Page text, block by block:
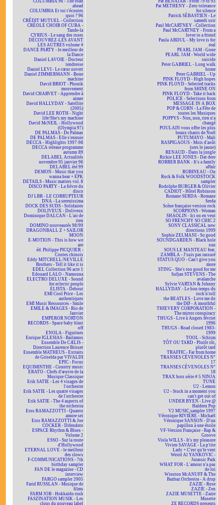
COLUMBIA 96 - The road
ahead
COLUMBIA Et toi t'écoutes
quoi ? 96
CRÉDIT MUTUEL - Collection
CRÉOLE CHOIR OF CUBA -
Tande-la
CYRIUS - Le sang des roses
DÉCOUVREZ-LES AVANT
LES AUTRES volume 4
DANCE PARTY - le meilleur de
la Dance
Daniel LAVOIE - Docteur
tendresse
Daniel LEVI - Le cœur ouvert
Daniel ZIMMERMANN - Bone
machine
David BRIOT - Phonik
mouvement
David CHARVET - Apprendre à
aimer
David HALLYDAY - Satellite
(2005)
David LEE ROTH - Night
life/She's my machine
David McNEIL - Hollywood
(Olympia 97)
DE PALMAS - De Palmas
DE PALMAS - Elle s'ennuie
DECCA - Highlights 1997-98
DECCA release programme
autumn 89
DELABEL Actualités
novembre 95 janvier 96
DELABEL été 99
DEMON - Music that you
wanna hear + EPK
DETAILS - Music matters vol. 8
DISCO PARTY - La fièvre du
disco
DJ LBR - LE CORRUPTEUR
DNA - La serenissima
DOCK DES SUDS - Solidaires
DOLIVEUX - Doliveux
Dominique DALCAN - L'air de
rien
DOMINO nouveautés 98/99
DRAGONBALL Z + SAILOR
MOON
E-MOTION - This is how we
are
éd. Philippe PICQUIER -
Contes chinois
Eddy MITCHELL/NEVILLE
Brothers - Tell it like it is
EDEL Collection 96 acte 1
Edouard LALO - Namouna
ELECTRO DELUXE - Sound
for eclectic people
ELISTA - Debout
EMI Cool Price - Les
authentiques
EMI Music Ressources - Smile
EMILE & IMAGES - Rio de
Janvier
EMPEROR NORTON
RECORDS - Space baby blast
off
ENOLA - Figurines
Enrique IGLESIAS - Bailamos
Ensemble De CÆLIS -
Direction Laurence Brisset
Ensemble MATHEUS - Extraits
de Griselda par VIVALDI
EPIC - Focus
EQUIMINTHE - Country music
ERATO - Chefs d'œuvre de la
Musique Classique
Erik SATIE - Les 4 visages de
l'orchestre
Erik SATIE - Les quatre visages
de l'orchestre
Erik SATIE - The 4 aspects of
the orchestra
Eros RAMAZZOTTI - Quanto
amore sei
Eros RAMAZZOTTI & Joe
COCKER - Difendero
ESPACE Rhythm & Blues -
Volume 2
ESSO - Sur la route
d'Hollywood
ETERNAL LOVE - le meilleur
des slows
F-COMMUNICATIONS - 7th
birthday sampler
FAN DE le magazine - CD
interview
FARGO sampler 2005
Farid RUSSLAN - Musique de
films
FARM JOB - Hokkaïdo rush
FASZINATION MUSIK - Les
clous du nouveau label
Pat BENATAR - From 79 to 93
Pat METHENY - Zero tolerance
for silence
Patrick SÉBASTIEN - Le
samedi soir
Paul McCARTNEY - Collection
Paul McCARTNEY - From a
lover to a friend
Paula ABDUL - My love is for
real
PEARL JAM - Gone
PEARL JAM - World wide
suicide
Peter GABRIEL - Long walk
home
Peter GABRIEL - Up
PINK FLOYD - High hopes
PINK FLOYD - Selected tracks
from SHINE ON
PINK FLOYD - Take it back
POLICE - Selections from
MESSAGE IN A BOX
POP & CORN - La Fête de
toutes les Musiques
POPPYS - Non, non, rien n'a
changé
POULAIN vous offre les plus
beaux chants de Noël
PUTUMAYO - Mali
RASPIGAOUS - Mois d'août
(sers le jaune)
RENAUD - Dans la jungle
Rickie LEE JONES - Dat dere
ROBBER BANK - It's a family
affair
ROBINEAU - On
Rock & Folk WOODSTOCK
sampler
Rodolphe BURGER & Olivier
CADIOT - Hôtel Robinson
Romane SERDA - Romane
Serda
Scène française version rock
SCORPIONS - Woman
SHAOLIN - Ici on en veut
SO FRENCHY SO CHIC 2
SONY CLASSICAL new
directions 1999
Sophie ZELMANI - So good
SOUNDGARDEN - Black hole
sun
SOUS LE MANTEAU feat.
ZAMBLA - J'suis pas rassuré
STATUS QUO - Can't give you
more
STING - She's too good for me
Sufjan STEVENS - The
avalanche
Sylvie VARTAN & Johnny
HALLYDAY - Le bon temps du
rock'n'roll
the BEATLES - Love me do
the DØ - A mouthful
THIEVERY CORPORATION -
The mirror conspiracy
THUGS - Live à Angers février
1996
THUGS - Road closed 1983-
1999
TOOL - Schism
TÔT OU TARD - Plutôt tôt,
plutôt tard
TRAFFIC - Far from home
TRANSES CÉVENOLES N°
17
TRANSES CÉVENOLES N°
18
TRAX hors série # 5 NINJA
TUNE
U2 - Lemon
U2 - Stuck in a moment you
can't get out of
UNDER BYEN - Live @
Haldern Pop
V2 MUSIC sampler 1997
Véronique RIVIÈRE - Michaël
Véronique SANSON - D'un
papillon à une étoile
VF-Version Française - Rap &
Groove
Viola WILLS - It's my pleasure
Vivien SAVAGE - La p'tite
Lady + C'est qu'le vent
Weird Al YANKOVIC -
Jurassic Park
WHAT FOR - L'amour n'a pas
de loi
Winston McANUFF & The
Bazbaz Orchestra - A drop
ZAZIE - Rose
ZAZIE - Zen
ZAZIE MUSETTE - Zazie
Musette
ZE RECORDS presents